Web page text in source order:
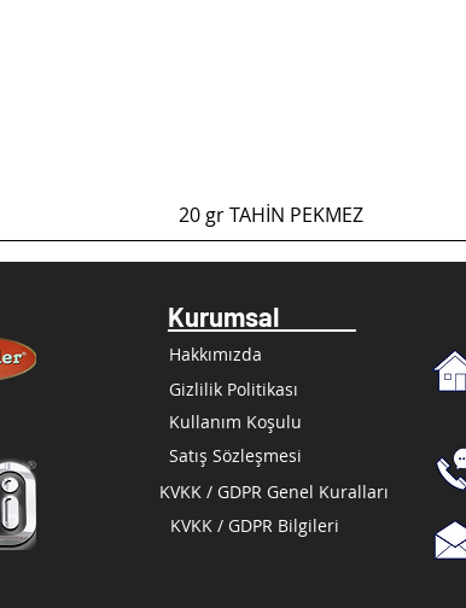
Hızlı Bakış
20 gr TAHİN PEKMEZ
Kurumsal
Hakkımızda
Gizlilik Politikası
Kullanım Koşulu
Satış Sözleşmesi
KVKK / GDPR Genel Kuralları
KVKK / GDPR Bilgileri